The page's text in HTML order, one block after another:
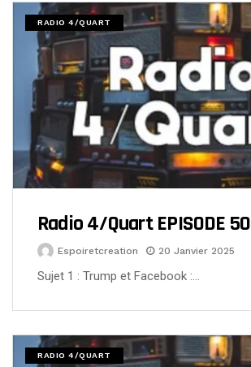
RADIO 4/QUART
Radio 4/Quart EPISODE 50
Espoiretcreation 20 Janvier 2025
Sujet 1 : Trump et Facebook :…
RADIO 4/QUART